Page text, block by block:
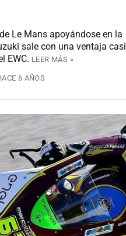
Le Mans apoyándose en la
sale con una ventaja casi
EWC. LEER MÁS »
6 AÑOS